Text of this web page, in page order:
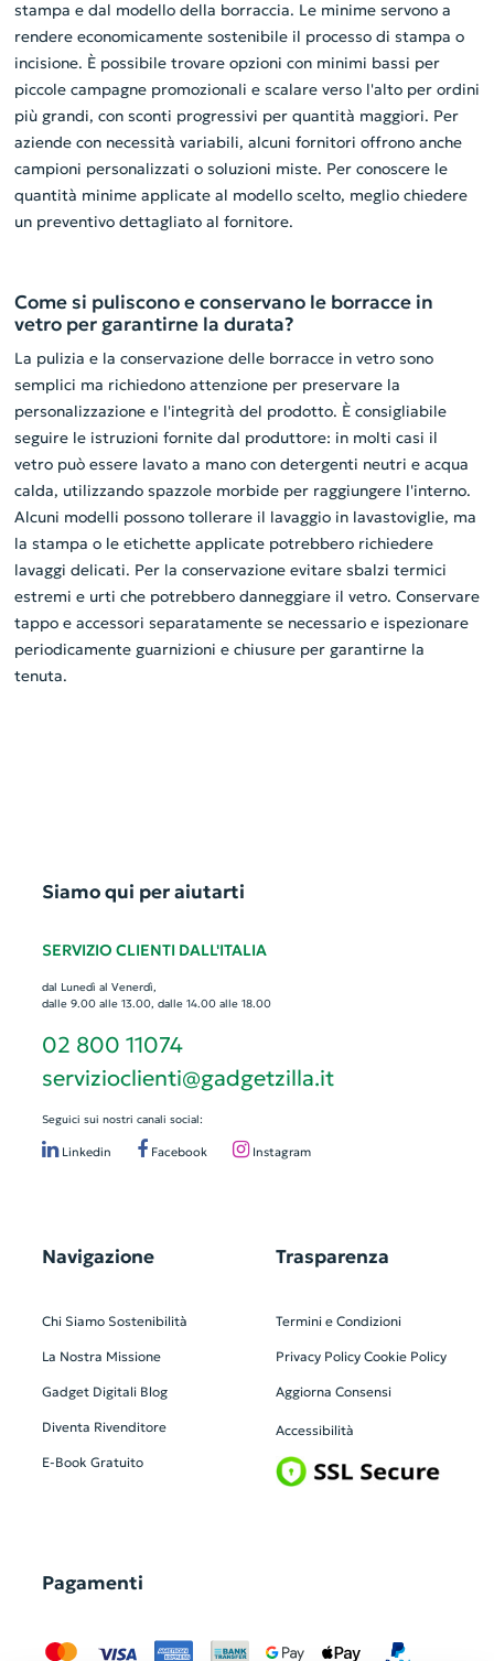
stampa e dal modello della borraccia. Le minime servono a
rendere economicamente sostenibile il processo di stampa o
incisione. È possibile trovare opzioni con minimi bassi per
piccole campagne promozionali e scalare verso l'alto per ordini
più grandi, con sconti progressivi per quantità maggiori. Per
aziende con necessità variabili, alcuni fornitori offrono anche
campioni personalizzati o soluzioni miste. Per conoscere le
quantità minime applicate al modello scelto, meglio chiedere
un preventivo dettagliato al fornitore.
Come si puliscono e conservano le borracce in
vetro per garantirne la durata?
La pulizia e la conservazione delle borracce in vetro sono
semplici ma richiedono attenzione per preservare la
personalizzazione e l'integrità del prodotto. È consigliabile
seguire le istruzioni fornite dal produttore: in molti casi il
vetro può essere lavato a mano con detergenti neutri e acqua
calda, utilizzando spazzole morbide per raggiungere l'interno.
Alcuni modelli possono tollerare il lavaggio in lavastoviglie, ma
la stampa o le etichette applicate potrebbero richiedere
lavaggi delicati. Per la conservazione evitare sbalzi termici
estremi e urti che potrebbero danneggiare il vetro. Conservare
tappo e accessori separatamente se necessario e ispezionare
periodicamente guarnizioni e chiusure per garantirne la
tenuta.
Siamo qui per aiutarti
SERVIZIO CLIENTI DALL'ITALIA
dal Lunedì al Venerdì,
dalle 9.00 alle 13.00, dalle 14.00 alle 18.00
02 800 11074
servizioclienti@gadgetzilla.it
Seguici sui nostri canali social:
Linkedin Facebook Instagram
Navigazione
Chi Siamo Sostenibilità
La Nostra Missione
Gadget Digitali Blog
Diventa Rivenditore
E-Book Gratuito
Trasparenza
Termini e Condizioni
Privacy Policy Cookie Policy
Aggiorna Consensi
Accessibilità
Pagamenti